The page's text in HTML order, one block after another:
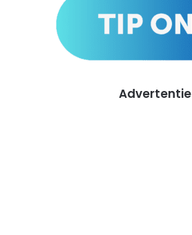
Advertentie